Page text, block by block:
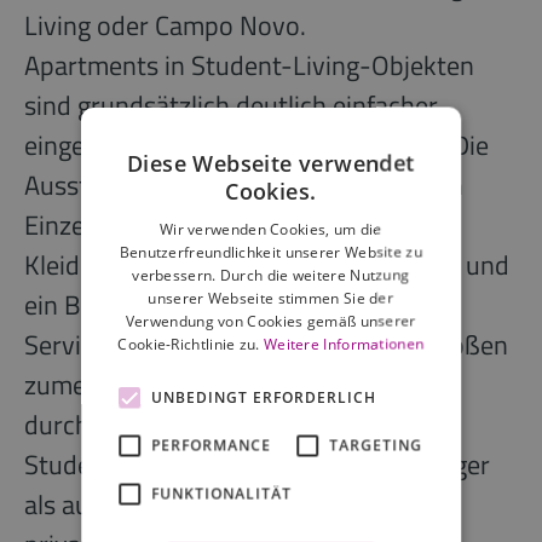
Living oder Campo Novo.
Apartments in Student-Living-Objekten
sind grundsätzlich deutlich einfacher
eingerichtet als Serviced Apartments. Die
Ausstattung umfasst üblicherweise ein
Einzelbett, einen Schreibtisch, einen
Kleiderschrank sowie eine Küchenzeile und
ein Bad mit Dusche. Im Vergleich zu
Serviced Apartments sind die Raumgrößen
zumeist etwas geringer mit
durchschnittlich rund 20 m². Sowohl
Studentenwohnheime öffentlicher Träger
als auch Student-Living-Objekte von
Diese Webseite verwendet
Cookies.
Wir verwenden Cookies, um die
Benutzerfreundlichkeit unserer Website zu
verbessern. Durch die weitere Nutzung
unserer Webseite stimmen Sie der
Verwendung von Cookies gemäß unserer
Cookie-Richtlinie zu.Weitere Informationen
UNBEDINGT ERFORDERLICH
PERFORMANCE TARGETING
FUNKTIONALITÄT